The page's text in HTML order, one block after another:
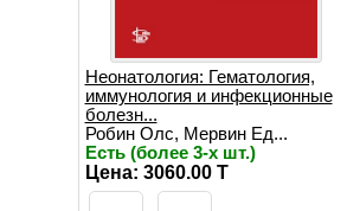
Неонатология: Гематология,
иммунология и инфекционные
болезн...
Робин Олс, Мервин Ед...
Есть (более 3-х шт.)
Цена: 3060.00 T